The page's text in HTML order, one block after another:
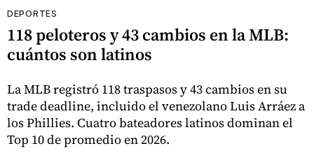
DEPORTES
118 peloteros y 43 cambios en la MLB:
cuántos son latinos
La MLB registró 118 traspasos y 43 cambios en su
trade deadline, incluido el venezolano Luis Arráez a
los Phillies. Cuatro bateadores latinos dominan el
Top 10 de promedio en 2026.